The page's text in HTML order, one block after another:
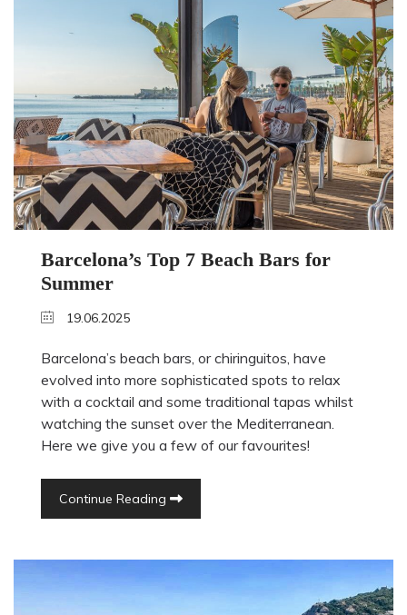
Barcelona’s Top 7 Beach Bars for
Summer
19.06.2025
Barcelona’s beach bars, or chiringuitos, have
evolved into more sophisticated spots to relax
with a cocktail and some traditional tapas whilst
watching the sunset over the Mediterranean.
Here we give you a few of our favourites!
Continue Reading